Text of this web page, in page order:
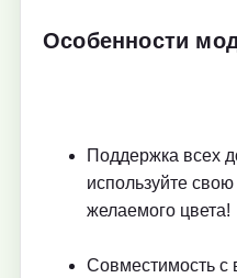
Особенности
Поддержка всех
используйте
желаемого цвета!
Совместимость с